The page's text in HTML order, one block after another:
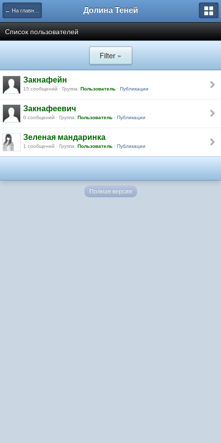
← На главную Долина Теней
Список пользователей
Filter »
Закнафейн
15 сообщений · Группа: Пользователь · Публикации
Закнафеевич
0 сообщений · Группа: Пользователь · Публикации
Зеленая мандаринка
1 сообщений · Группа: Пользователь · Публикации
Полная версия